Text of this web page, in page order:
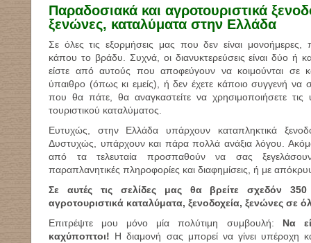
Παραδοσιακά και αγροτουριστικά
ξενώνες, καταλύματα στην Ελλάδα
Σε όλες τις εξορμήσεις μας που δεν είναι μονοήμερες,
κάπου το βράδυ. Συχνά, οι διανυκτερεύσεις είναι δύο ή
είστε από αυτούς που αποφεύγουν να κοιμούνται σε
ύπαιθρο (όπως κι εμείς), ή δεν έχετε κάποιο συγγενή να
που θα πάτε, θα αναγκαστείτε να χρησιμοποιήσετε τις
τουριστικού καταλύματος.
Ευτυχώς, στην Ελλάδα υπάρχουν καταπληκτικά
Δυστυχώς, υπάρχουν και πάρα πολλά ανάξια λόγου.
από τα τελευταία προσπαθούν να σας
παραπλανητικές πληροφορίες και διαφημίσεις, ή με
Σε αυτές τις σελίδες μας θα βρείτε σχεδόν
αγροτουριστικά καταλύματα, ξενοδοχεία, ξενώνες σε
Επιτρέψτε μου μόνο μία πολύτιμη συμβουλή: Να
καχύποπτοι! Η διαμονή σας μπορεί να γίνει υπέροχη